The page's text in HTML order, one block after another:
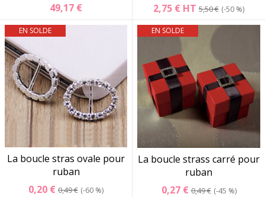
49,17 €
2,75 € HT 5,50 € -50 %
EN SOLDE
La boucle stras ovale pour
ruban
0,20 € 0,49 € -60 %
EN SOLDE
La boucle strass carré pour
ruban
0,27 €0,49 € -45 %